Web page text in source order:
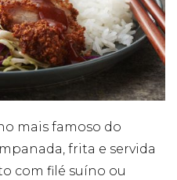
mais famoso do
frita e servida
com filé suíno ou
visita. Se
recusar estes
cookies,
algumas
funcionalidades
desaparecerão
Eu aceito
Cookies de
Publicidade